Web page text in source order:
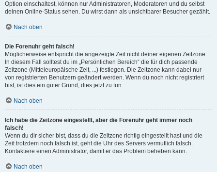
Option einschaltest, können nur Administratoren, Moderatoren und du selbst
deinen Online-Status sehen. Du wirst dann als unsichtbarer Besucher gezählt.
Nach oben
Die Forenuhr geht falsch!
Möglicherweise entspricht die angezeigte Zeit nicht deiner eigenen Zeitzone.
In diesem Fall solltest du im „Persönlichen Bereich“ die für dich passende
Zeitzone (Mitteleuropäische Zeit, ...) festlegen. Die Zeitzone kann dabei nur
von registrierten Benutzern geändert werden. Wenn du noch nicht registriert
bist, ist dies ein guter Grund, dies jetzt zu tun.
Nach oben
Ich habe die Zeitzone eingestellt, aber die Forenuhr geht immer noch
falsch!
Wenn du dir sicher bist, dass du die Zeitzone richtig eingestellt hast und die
Zeit trotzdem noch falsch ist, geht die Uhr des Servers vermutlich falsch.
Kontaktiere einen Administrator, damit er das Problem beheben kann.
Nach oben